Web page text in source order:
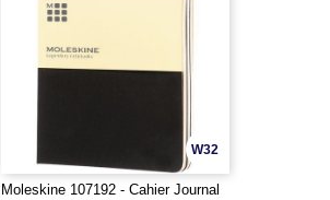
W32
Moleskine 107192 - Cahier Journal